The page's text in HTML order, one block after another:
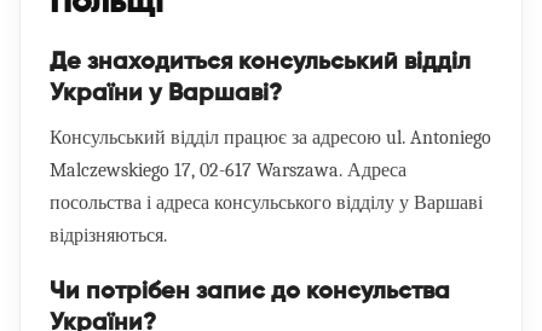
Де знаходиться консульський відділ
України у Варшаві?
Консульський відділ працює за адресою ul. Antoniego
Malczewskiego 17, 02-617 Warszawa. Адреса
посольства і адреса консульського відділу у Варшаві
відрізняються.
Чи потрібен запис до консульства
України?